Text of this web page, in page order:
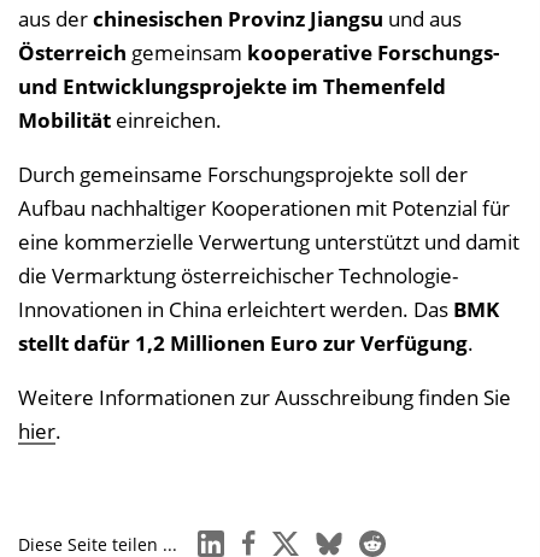
aus derchinesischen Provinz Jiangsu und aus
Österreich gemeinsam kooperative Forschungs-
und Entwicklungsprojekte im Themenfeld
Mobilität einreichen.
Durch gemeinsame Forschungsprojekte soll der
Aufbau nachhaltiger Kooperationen mit Potenzial für
eine kommerzielle Verwertung unterstützt und damit
die Vermarktung österreichischer Technologie-
Innovationen in China erleichtert werden. Das BMK
stellt dafür 1,2 Millionen Euro zur Verfügung.
Weitere Informationen zur Ausschreibung finden Sie
hier.
Diese Seite teilen ... linkedinfacebook
x blueskyreddit